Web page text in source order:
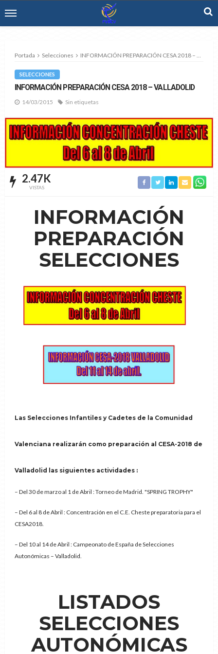
Portada Selecciones INFORMACIÓN PREPARACIÓN CESA 2018 – VALLADOLID
SELECCIONES
INFORMACIÓN PREPARACIÓN CESA 2018 – VALLADOLID
14/03/2015 Sin etiquetas
2.47K
VISTAS
INFORMACIÓN
PREPARACIÓN
SELECCIONES
Las Selecciones Infantiles y Cadetes de la Comunidad
Valenciana realizarán como preparación al CESA-2018 de
Valladolid las siguientes actividades :
– Del 30 de marzo al 1 de Abril : Torneo de Madrid. "SPRING TROPHY"
– Del 6 al 8 de Abril : Concentración en el C.E. Cheste preparatoria para el
CESA2018.
– Del 10 al 14 de Abril : Campeonato de España de Selecciones
Autonómicas – Valladolid.
LISTADOS
SELECCIONES
AUTONÓMICAS